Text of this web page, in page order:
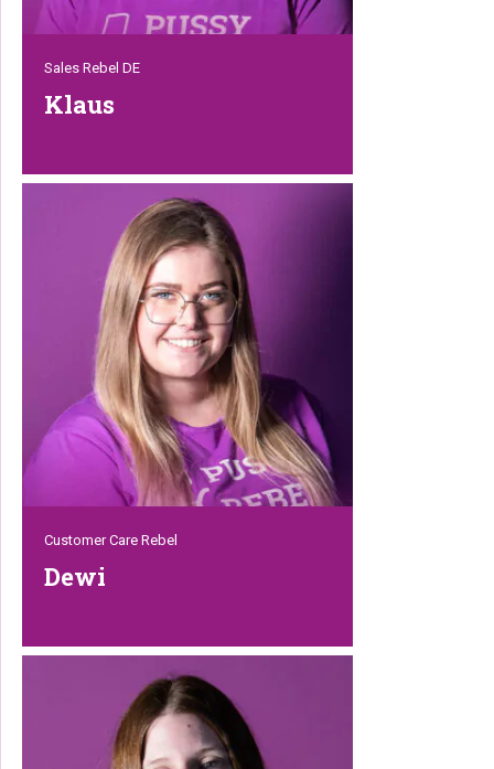
Sales Rebel DE
Klaus
vertegenwoordiger. Hij heeft tientallen
jaren ervaring in de verkoop en
ondersteunt onze Duitse dierenwinkels
met hulp en advies. Hij heeft ook altijd
een open oor voor ons collega’s. In zijn
vrije tijd zit hij graag in zijn tuin bij zijn
vijver te relaxen.
Customer Care Rebel
Dewi
dame die graag een praatje maakt. Ze is
service gericht en drinkt graag een bakje
koffie. Deze spraakzame extravert is een
welkome aanwinst voor Petrebels, ze
staat te popelen om je te helpen! Ook